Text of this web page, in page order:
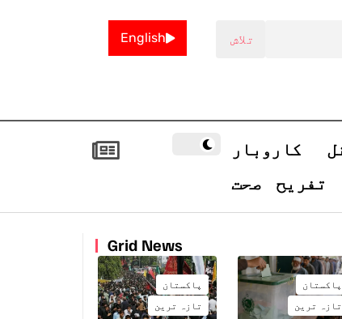
English
کاروبار
تفریح صحت
Grid News
پاکستان
تازہ ترین
پاکستان
تازہ ترین